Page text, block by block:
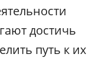
достичь
путь к их